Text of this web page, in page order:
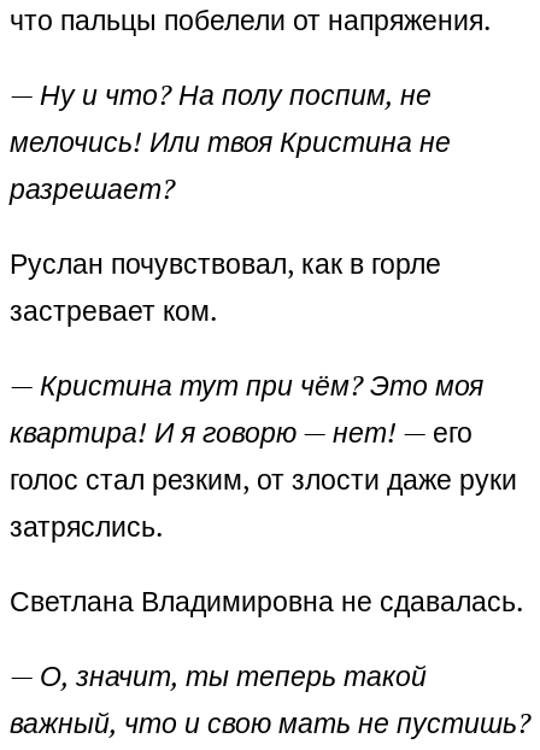
что пальцы побелели от напряжения.
— Ну и что? На полу поспим, не
мелочись! Или твоя Кристина не
разрешает?
Руслан почувствовал, как в горле
застревает ком.
— Кристина тут при чём? Это моя
квартира! И я говорю — нет! — его
голос стал резким, от злости даже руки
затряслись.
Светлана Владимировна не сдавалась.
— О, значит, ты теперь такой
важный, что и свою мать не пустишь?